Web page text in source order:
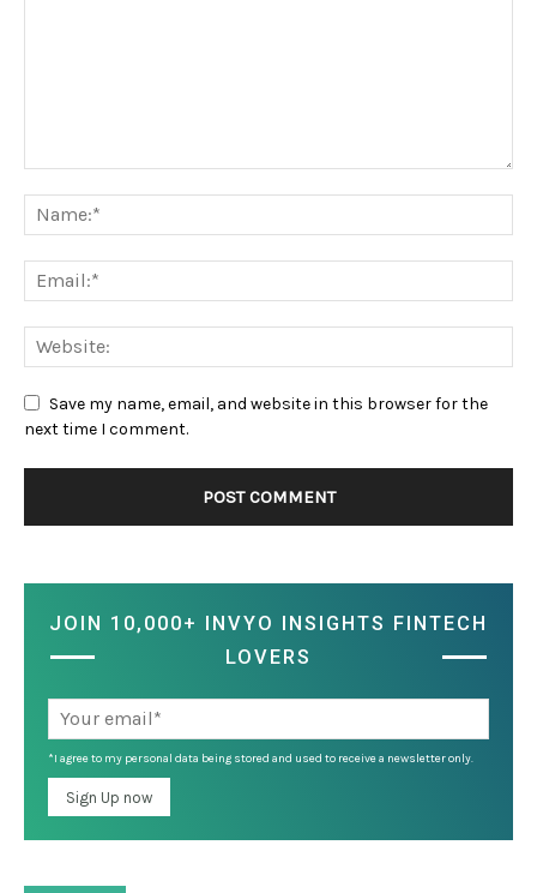
Save my name, email, and website in this browser for the
next time I comment.
JOIN 10,000+ INVYO INSIGHTS FINTECH
LOVERS
*I agree to my personal data being stored and used to receive a newsletter only.